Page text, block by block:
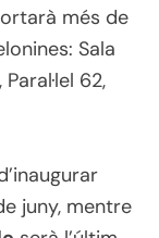
més de
Sala
62,
juny, mentre